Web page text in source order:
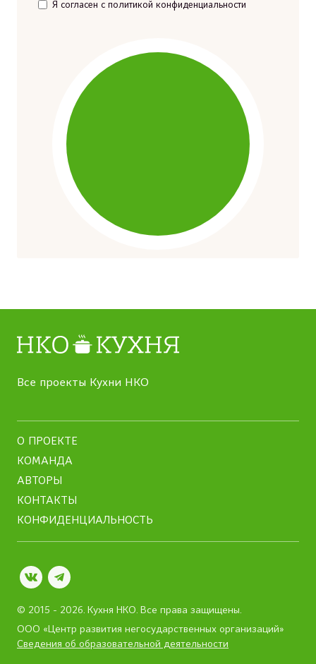
Я согласен с политикой конфиденциальности
Все проекты Кухни НКО
О ПРОЕКТЕ
КОМАНДА
АВТОРЫ
КОНТАКТЫ
КОНФИДЕНЦИАЛЬНОСТЬ
© 2015 - 2026. Кухня НКО. Все права защищены.
ООО «Центр развития негосударственных организаций»
Сведения об образовательной деятельности